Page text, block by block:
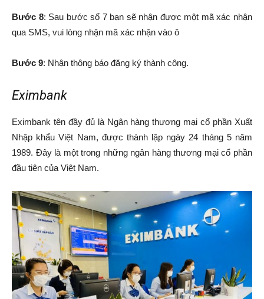
Bước 8: Sau bước số 7 bạn sẽ nhận được một mã xác nhận
qua SMS, vui lòng nhận mã xác nhận vào ô
Bước 9: Nhận thông báo đăng ký thành công.
Eximbank
Eximbank tên đầy đủ là Ngân hàng thương mại cổ phần Xuất
Nhập khẩu Việt Nam, được thành lập ngày 24 tháng 5 năm
1989. Đây là một trong những ngân hàng thương mại cổ phần
đầu tiên của Việt Nam.